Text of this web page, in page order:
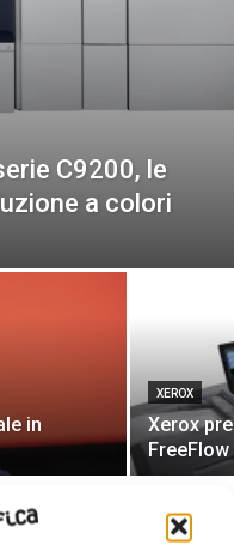
C9200, le
a colori
in
XEROX
Xerox